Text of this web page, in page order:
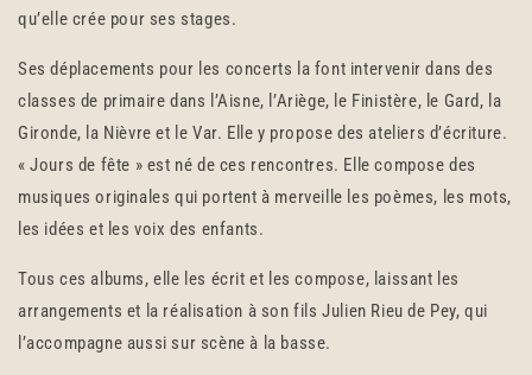
qu’elle crée pour ses stages.
Ses déplacements pour les concerts la font intervenir dans des
classes de primaire dans l’Aisne, l’Ariège, le Finistère, le Gard, la
Gironde, la Nièvre et le Var. Elle y propose des ateliers d’écriture.
« Jours de fête » est né de ces rencontres. Elle compose des
musiques originales qui portent à merveille les poèmes, les mots,
les idées et les voix des enfants.
Tous ces albums, elle les écrit et les compose, laissant les
arrangements et la réalisation à son fils Julien Rieu de Pey, qui
l’accompagne aussi sur scène à la basse.